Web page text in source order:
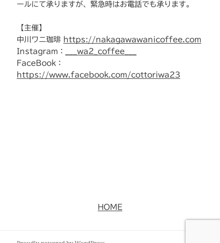
ールにて承りますが、緊急時はお電話でも承ります。
【主催】
中川ワニ珈琲 https://nakagawawanicoffee.com
Instagram：
___wa2_coffee___
FaceBook：
https://www.facebook.com/cottoriwa23
HOME